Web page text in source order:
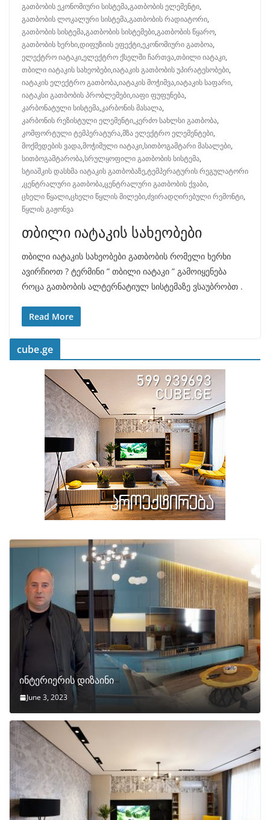
გათბობის ეკონომიური სისტემა,გათბობის ელემენტი,
გათბობის ლოკალური სისტემა,გათბობის რადიატორი,
გათბობის სისტემა,გათბობის სისტემები,გათბობის წყარო,
გათბობის ხერხი,დიფუზიის ეფექტი,ეკონომიური გათბოა,
ელექტრო იატაკი,ელექტრო ქსელში ჩართვა,თბილი იატაკი,
თბილი იატაკის სახეობები,იატაკის გათბობის უპირატესობები,
იატაკის ელექტრო გათბობა,იატაკის მოჭიმვა,იატაკის საფარი,
იატაკსი გათბობის პრობლემები,იაფი ფუფუნება,
კარბონატული სისტემა,კარბონის მასალა,
კარბონის რეზისტული ელემენტი,კერძო სახლსი გათბობა,
კომფორტული ტემპერატურა,მზა ელექტრო ელემენტები,
მოქმედების ვადა,მოჭიმული იატაკი,სითბოგამტარი მასალები,
სითბოგამტარობა,სრულყოფილი გათბობის სისტემა,
სტიაშკის დასხმა იატაკის გათბობაზე,ტემპერატურის რეგულატორი
,ცენტრალური გათბობა,ცენტრალური გათბობის ქვაბი,
ცხელი წყალი,ცხელი წყლის მილები,ძვირადღირებული რემონტი,
წყლის გაჟონვა
თბილი იატაკის სახეობები
თბილი იატაკის სახეობები გათბობის რომელი ხერხი
ავირჩიოთ ? ტერმინი ” თბილი იატაკი ” გამოიყენება
როცა გათბობის ალტერნატიულ სისტემაზე ვსაუბრობთ .
Read More
cube.ge
ინტერიერის დიზაინი
June 3, 2023